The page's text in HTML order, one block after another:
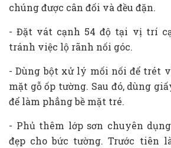
chúng được cân đối và đều đặn.
- Đặt vát cạnh 54 độ tại vị trí
tránh việc lộ rãnh nối góc.
- Dùng bột xử lý mối nối để trét
mặt gỗ ốp tường. Sau đó, dùng
để làm phẳng bề mặt tré.
- Phủ thêm lớp sơn chuyên
đẹp cho bức tường. Trước tiên